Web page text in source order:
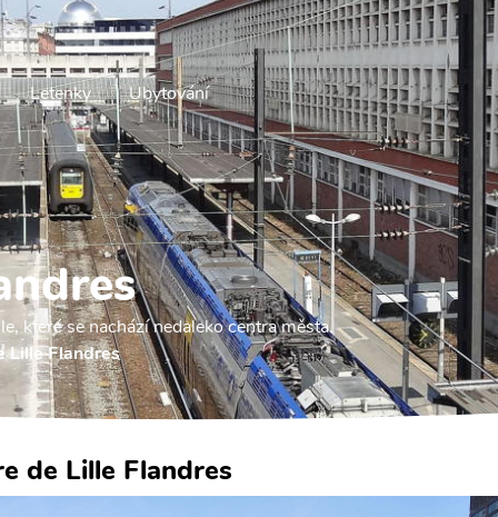
Letenky Ubytování
které se nachází nedaleko centra města.
Lille Flandres
de Lille Flandres